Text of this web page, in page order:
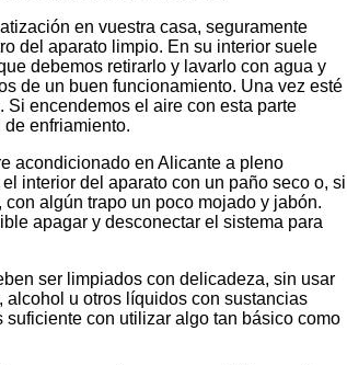
en vuestra casa, seguramente
del aparato limpio. En su interior suele
debemos retirarlo y lavarlo con agua y
de un buen funcionamiento. Una vez esté
encendemos el aire con esta parte
enfriamiento.
acondicionado en Alicante a pleno
interior del aparato con un paño seco o, si
algún trapo un poco mojado y jabón.
apagar y desconectar el sistema para
ser limpiados con delicadeza, sin usar
u otros líquidos con sustancias
con utilizar algo tan básico como